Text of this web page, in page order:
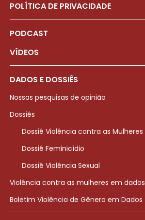
POLÍTICA DE PRIVACIDADE
PODCAST
VÍDEOS
DADOS E DOSSIÊS
Nossas pesquisas de opinião
Dossiês
Dossiê Violência contra as Mulheres
Dossiê Feminicídio
Dossiê Violência Sexual
Violência contra as mulheres em dados
Boletim Violência de Gênero em Dados